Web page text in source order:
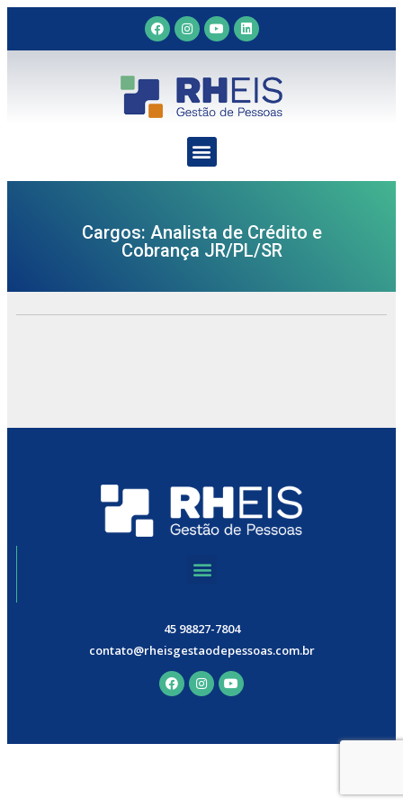
Cargos: Analista de Crédito e
Cobrança JR/PL/SR
45 98827-7804
contato@rheisgestaodepessoas.com.br